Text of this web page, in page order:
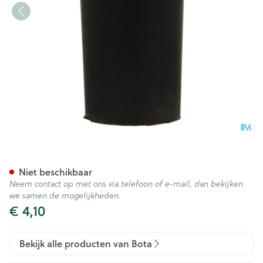
€ 4,10
Niet beschikbaar
Neem contact op met ons via telefoon of e-mail, dan bekijken
we samen de mogelijkheden.
Bekijk alle producten van Bota